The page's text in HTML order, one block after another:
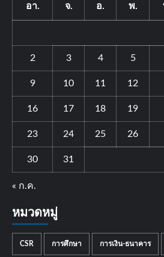
อา. จ. อ. พ.
2 3 4 5
9 10 11 12
16 17 18 19
23 24 25 26
30 31
« ก.ค.
หมวดหมู่
CSR การศึกษา การเงิน-ธนาคาร